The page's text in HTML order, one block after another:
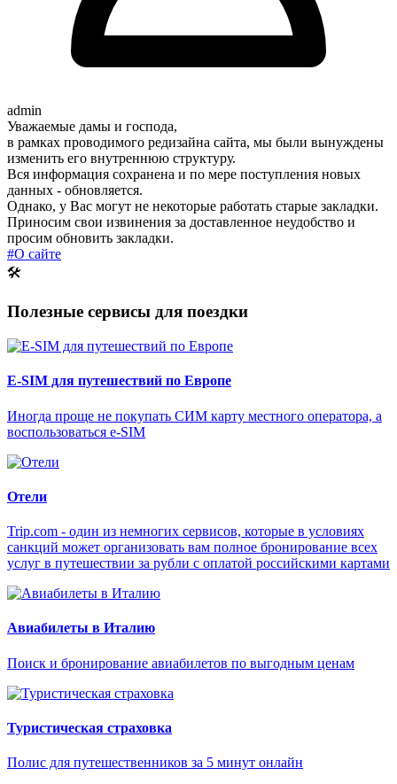
admin
Уважаемые дамы и господа,
в рамках проводимого редизайна сайта, мы были вынуждены
изменить его внутреннюю структуру.
Вся информация сохранена и по мере поступления новых
данных - обновляется.
Однако, у Вас могут не некоторые работать старые закладки.
Приносим свои извинения за доставленное неудобство и
просим обновить закладки.
#О сайте
🛠
Полезные сервисы для поездки
E-SIM для путешествий по Европе
Иногда проще не покупать СИМ карту местного оператора, а
воспользоваться e-SIM
Отели
Trip.com - один из немногих сервисов, которые в условиях
санкций может организовать вам полное бронирование всех
услуг в путешествии за рубли с оплатой российскими картами
Авиабилеты в Италию
Поиск и бронирование авиабилетов по выгодным ценам
Туристическая страховка
Полис для путешественников за 5 минут онлайн